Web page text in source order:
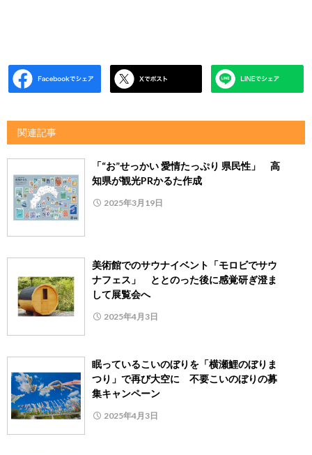
関連記事
「“お”せっかい 愛情たっぷり 県民性」 高
知県が観光PRかるた作成
2025年3月19日
美術館でのサウナイベント「モロビでサウ
ナフェス」 ととのった後に感覚研ぎ澄ま
して展覧会へ
2025年4月3日
眠っているこいのぼりを「横瀬鯉のぼりま
つり」で再び大空に 不要こいのぼりの募
集キャンペーン
2025年4月3日